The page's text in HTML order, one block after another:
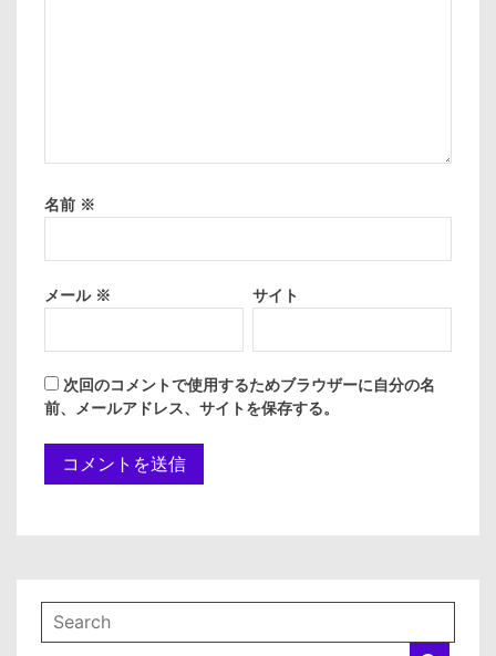
名前 ※
メール ※ サイト
次回のコメントで使用するためブラウザーに自分の名
前、メールアドレス、サイトを保存する。